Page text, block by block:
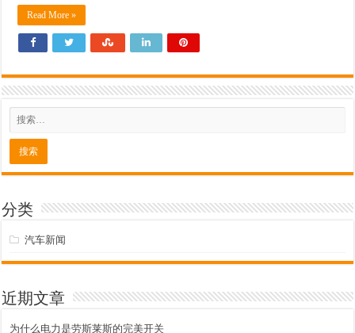
Read More »
分类
汽车新闻
近期文章
为什么电力是劳斯莱斯的完美开关